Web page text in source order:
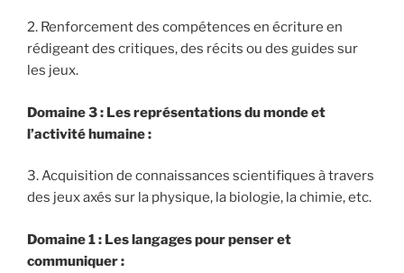
2. Renforcement des compétences en écriture en
rédigeant des critiques, des récits ou des guides sur
les jeux.
Domaine 3 : Les représentations du monde et
l’activité humaine :
3. Acquisition de connaissances scientifiques à travers
des jeux axés sur la physique, la biologie, la chimie, etc.
Domaine 1 : Les langages pour penser et
communiquer :